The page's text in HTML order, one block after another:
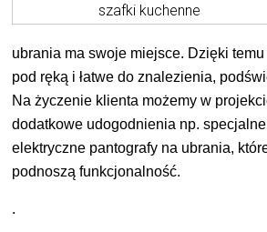
szafki kuchenne
ubrania ma swoje miejsce. Dzięki
pod ręką i łatwe do znalezienia,
Na życzenie klienta możemy w
dodatkowe udogodnienia np. specjalne
elektryczne pantografy na ubrania,
podnoszą funkcjonalność.
.